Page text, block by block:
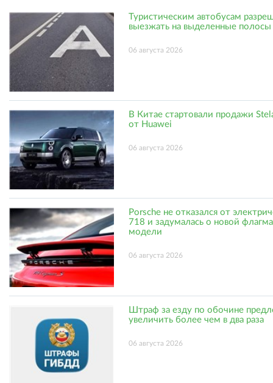
Туристическим автобусам
выезжать на выделенные полосы
06 августа 2026
В Китае стартовали продажи
от Huawei
06 августа 2026
Porsche не отказался от
718 и задумалась о новой
модели
06 августа 2026
Штраф за езду по обочине
увеличить более чем в два раза
06 августа 2026